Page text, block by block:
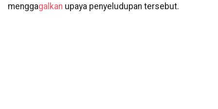
menggagalkan upaya penyeludupan tersebut.